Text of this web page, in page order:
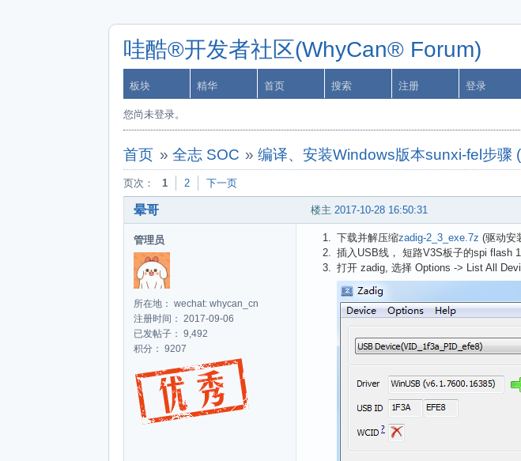
哇酷®开发者社区(WhyCan® Forum)
板块 精华 首页 搜索 注册 登录
您尚未登录。
首页 » 全志 SOC »编译、安装Windows版本sunxi-fel步
页次： 1 2 下一页
楼主 2017-10-28 16:50:31
晕哥
管理员
所在地： wechat: whycan_cn
注册时间： 2017-09-06
已发帖子： 9,492
积分： 9207
下载并解压缩zadig-2_3_exe.7z (驱动安
插入USB线， 短路V3S板子的spi flash
打开 zadig, 选择 Options -> List All